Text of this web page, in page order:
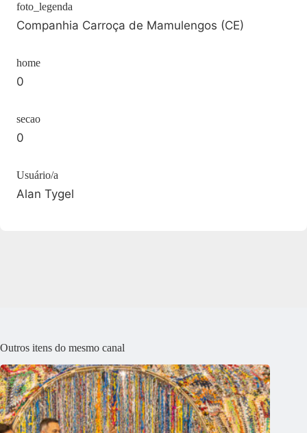
foto_legenda
Companhia Carroça de Mamulengos (CE)
home
0
secao
0
Usuário/a
Alan Tygel
Outros itens do mesmo canal